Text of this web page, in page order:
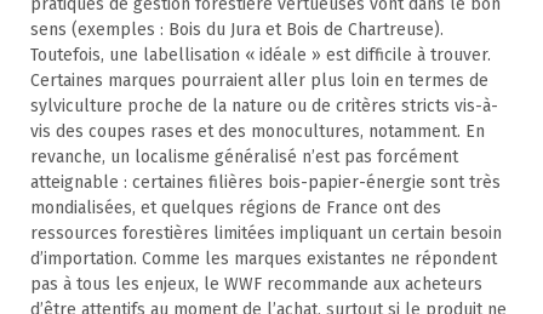
sens (exemples : Bois du Jura et Bois de Chartreuse).
Toutefois, une labellisation « idéale » est difficile à trouver.
Certaines marques pourraient aller plus loin en termes de
sylviculture proche de la nature ou de critères stricts vis-à-
vis des coupes rases et des monocultures, notamment. En
revanche, un localisme généralisé n’est pas forcément
atteignable : certaines filières bois-papier-énergie sont très
mondialisées, et quelques régions de France ont des
ressources forestières limitées impliquant un certain besoin
d’importation. Comme les marques existantes ne répondent
pas à tous les enjeux, le WWF recommande aux acheteurs
d’être attentifs au moment de l’achat, surtout si le produit ne